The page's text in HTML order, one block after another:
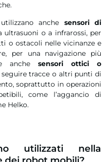
anche sensori di
ultrasuoni o a infrarossi, per
o ostacoli nelle vicinanze e
per una navigazione più
anche sensori ottici o
tracce o altri punti di
soprattutto in operazioni
come l’aggancio di
Helko.
utilizzati nella